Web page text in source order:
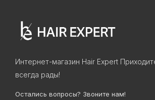
Интернет-магазин Hair Expert
всегда рады!
Остались вопросы? Звоните нам!